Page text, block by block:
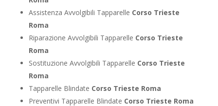
Assistenza Avvolgibili Tapparelle Corso Trieste
Roma
Riparazione Avvolgibili Tapparelle Corso Trieste
Roma
Sostituzione Avvolgibili Tapparelle Corso Trieste
Roma
Tapparelle Blindate Corso Trieste Roma
Preventivi Tapparelle Blindate Corso Trieste Roma